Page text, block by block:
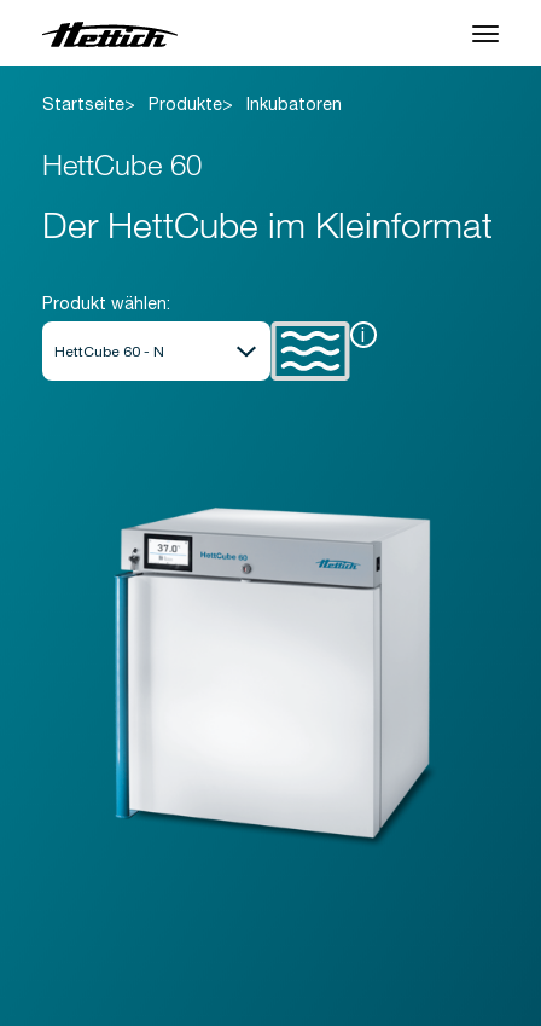
Produkte
Anwendungen
Support Center
Kontakt
Startseite Produkte Inkubatoren
HettCube 60
Der HettCube im Kleinformat
Produkt wählen:
i